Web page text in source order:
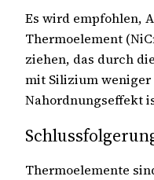
Es wird empfohlen,
Thermoelement
ziehen, das durch
mit Silizium
Nahordnungseffekt
Thermoelemente